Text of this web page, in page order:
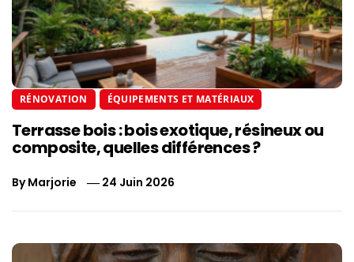
RÉNOVATION ÉQUIPEMENTS ET MATÉRIAUX
Terrasse bois : bois exotique, résineux ou
composite, quelles différences ?
ByMarjorie 24 Juin 2026
Navigation